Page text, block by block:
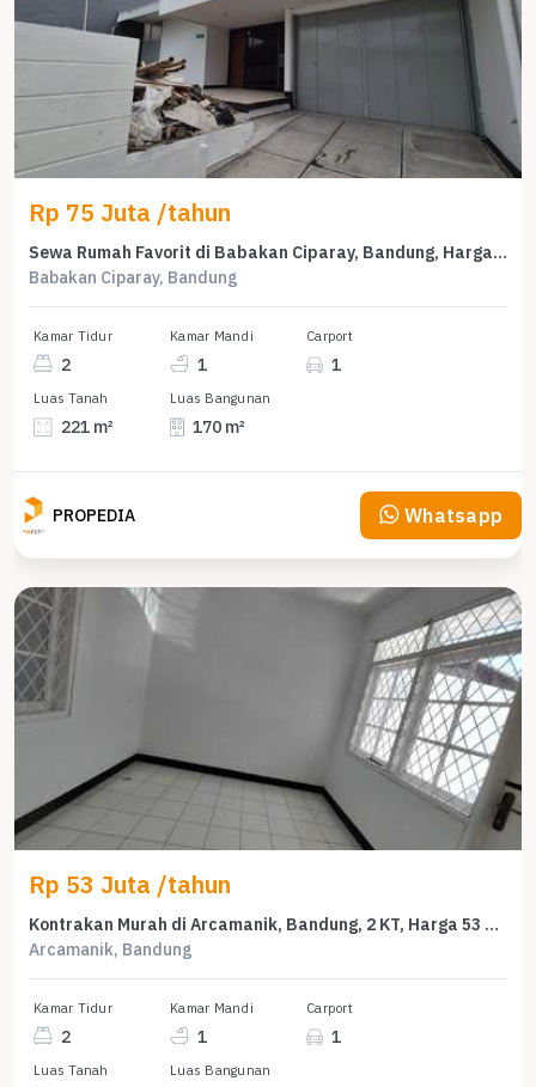
Rp 75 Juta /tahun
Sewa Rumah Favorit di Babakan Ciparay, Bandung, Harga Terjangkau
Babakan Ciparay, Bandung
Kamar Tidur
2
Kamar Mandi
1
Carport
1
Luas Tanah
221 m²
Luas Bangunan
170 m²
PROPEDIA Whatsapp
Rp 53 Juta /tahun
Kontrakan Murah di Arcamanik, Bandung, 2 KT, Harga 53 Juta /tahun
Arcamanik, Bandung
Kamar Tidur
2
Kamar Mandi
1
Carport
1
Luas Tanah Luas Bangunan